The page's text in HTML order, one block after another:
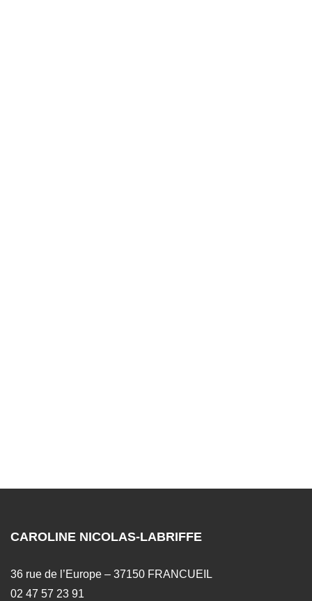
CAROLINE NICOLAS-LABRIFFE
36 rue de l’Europe – 37150 FRANCUEIL
02 47 57 23 91